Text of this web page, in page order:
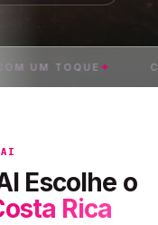
✦ COSTA
Escolhe o
Rica